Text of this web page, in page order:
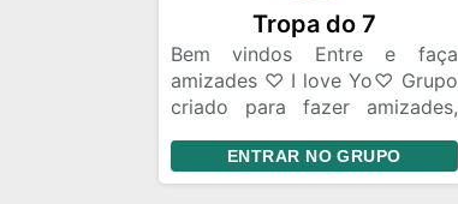
Tropa do 7
Bem vindos Entre e faça
amizades ♡ I love Yo♡ Grupo
criado para fazer amizades,
pra passar o tempo e sair do
tédio!
ENTRAR NO GRUPO